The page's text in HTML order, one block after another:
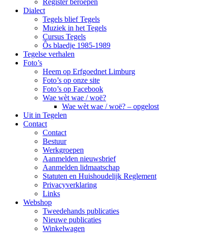
Register beroepen
Dialect
Tegels blief Tegels
Muziek in het Tegels
Cursus Tegels
Ôs blaedje 1985-1989
Tegelse verhalen
Foto’s
Heem op Erfgoednet Limburg
Foto’s op onze site
Foto’s op Facebook
Wae wèt wae / woë?
Wae wèt wae / woë? – opgelost
Uit in Tegelen
Contact
Contact
Bestuur
Werkgroepen
Aanmelden nieuwsbrief
Aanmelden lidmaatschap
Statuten en Huishoudelijk Reglement
Privacyverklaring
Links
Webshop
Tweedehands publicaties
Nieuwe publicaties
Winkelwagen